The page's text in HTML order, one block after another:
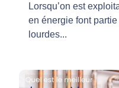
Lorsqu’on est
en énergie font
lourdes...